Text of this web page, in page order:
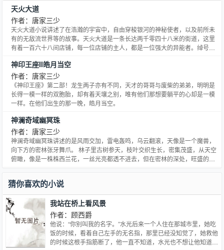
天火大道
作者：唐家三少
天火大道小说讲述了在浩瀚的宇宙中，自由穿梭银河的神秘使者，以及前所未
有的无敌流世界等的故事。天火大道是一条长达两千零四十八米的街道，这里
有着一百六十八间店铺，每一位店铺的主人，都是一位强大的异能者。绰号宙
神印王座II皓月当空
作者：唐家三少
《神印王座》第二部！龙生两子亦有不同，天才的哥哥与废柴的弟弟，明明是
长得一模一样的双胞胎，却有着天壤之别，唯有他们那想要躺平的心却是一模
一样。在他们出生的那一晚，皓月当空。
神澜奇域幽冥珠
作者：唐家三少
神澜奇域幽冥珠讲述的是风雨交加，雷电轰鸣，乌云翻滚，天像是一个魔兽，
向下方的密林张牙舞爪。 林子里古树参天，枝叶交织生长，密集茂盛，从天空
俯瞰，像是一株株西兰花，一丝光亮都透不进去，但在密林的深处，旺盛的火
猜你喜欢的小说
我站在桥上看风景
作者：顾西爵
他说：“你别叫我的名字。”水光后来一个人住在那城市里，她吃
饭的时候，看着自己左手的无名指，那里已经没知觉了，她救他
的时候这根手指筋断了，他一直不知道，水光也不想让他知道。